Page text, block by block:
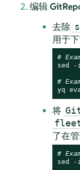
编辑
去除
用于下
#
sed -
#
yq
将
了在
#
sed -